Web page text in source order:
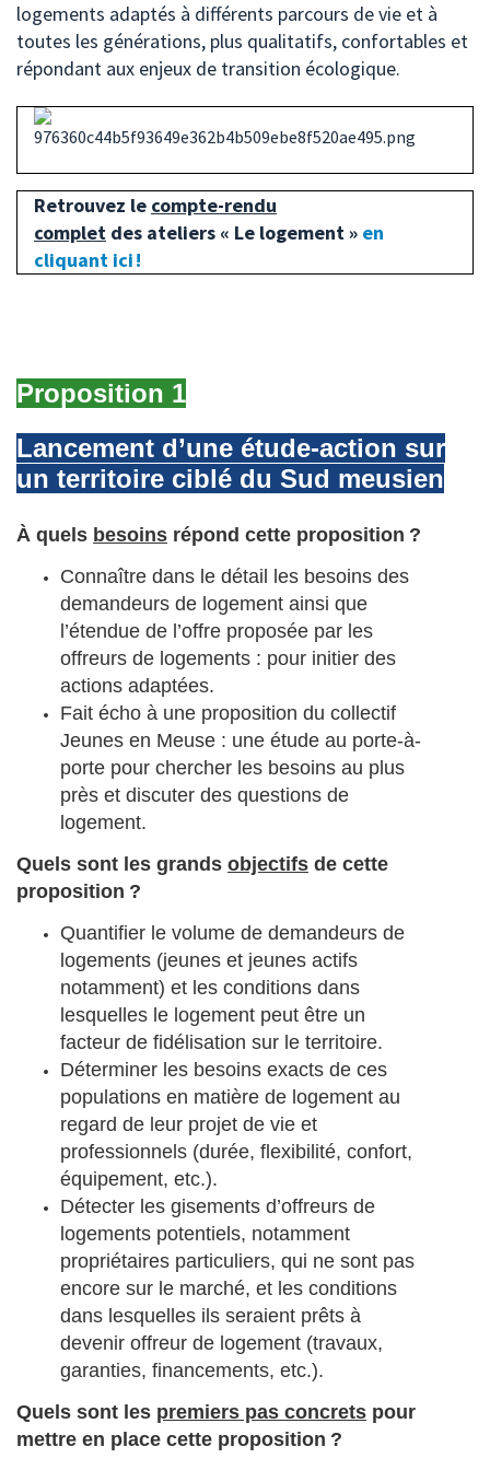
logements adaptés à différents parcours de vie et à
toutes les générations, plus qualitatifs, confortables et
répondant aux enjeux de transition écologique.
Retrouvez le compte-rendu
complet des ateliers « Le logement » en
cliquant ici !
Proposition 1
Lancement d’une étude-action sur
un territoire ciblé du Sud meusien
À quels besoins répond cette proposition ?
Connaître dans le détail les besoins des
demandeurs de logement ainsi que
l’étendue de l’offre proposée par les
offreurs de logements : pour initier des
actions adaptées.
Fait écho à une proposition du collectif
Jeunes en Meuse : une étude au porte-à-
porte pour chercher les besoins au plus
près et discuter des questions de
logement.
Quels sont les grands objectifs de cette
proposition ?
Quantifier le volume de demandeurs de
logements (jeunes et jeunes actifs
notamment) et les conditions dans
lesquelles le logement peut être un
facteur de fidélisation sur le territoire.
Déterminer les besoins exacts de ces
populations en matière de logement au
regard de leur projet de vie et
professionnels (durée, flexibilité, confort,
équipement, etc.).
Détecter les gisements d’offreurs de
logements potentiels, notamment
propriétaires particuliers, qui ne sont pas
encore sur le marché, et les conditions
dans lesquelles ils seraient prêts à
devenir offreur de logement (travaux,
garanties, financements, etc.).
Quels sont les premiers pas concrets pour
mettre en place cette proposition ?